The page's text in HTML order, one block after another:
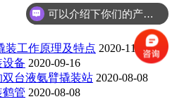
装工作原理及特点 2020-11-26
设备 2020-09-16
双台液氨臂撬装站 2020-08-08
鹤管 2020-08-08
可以介绍下你们的产品么？